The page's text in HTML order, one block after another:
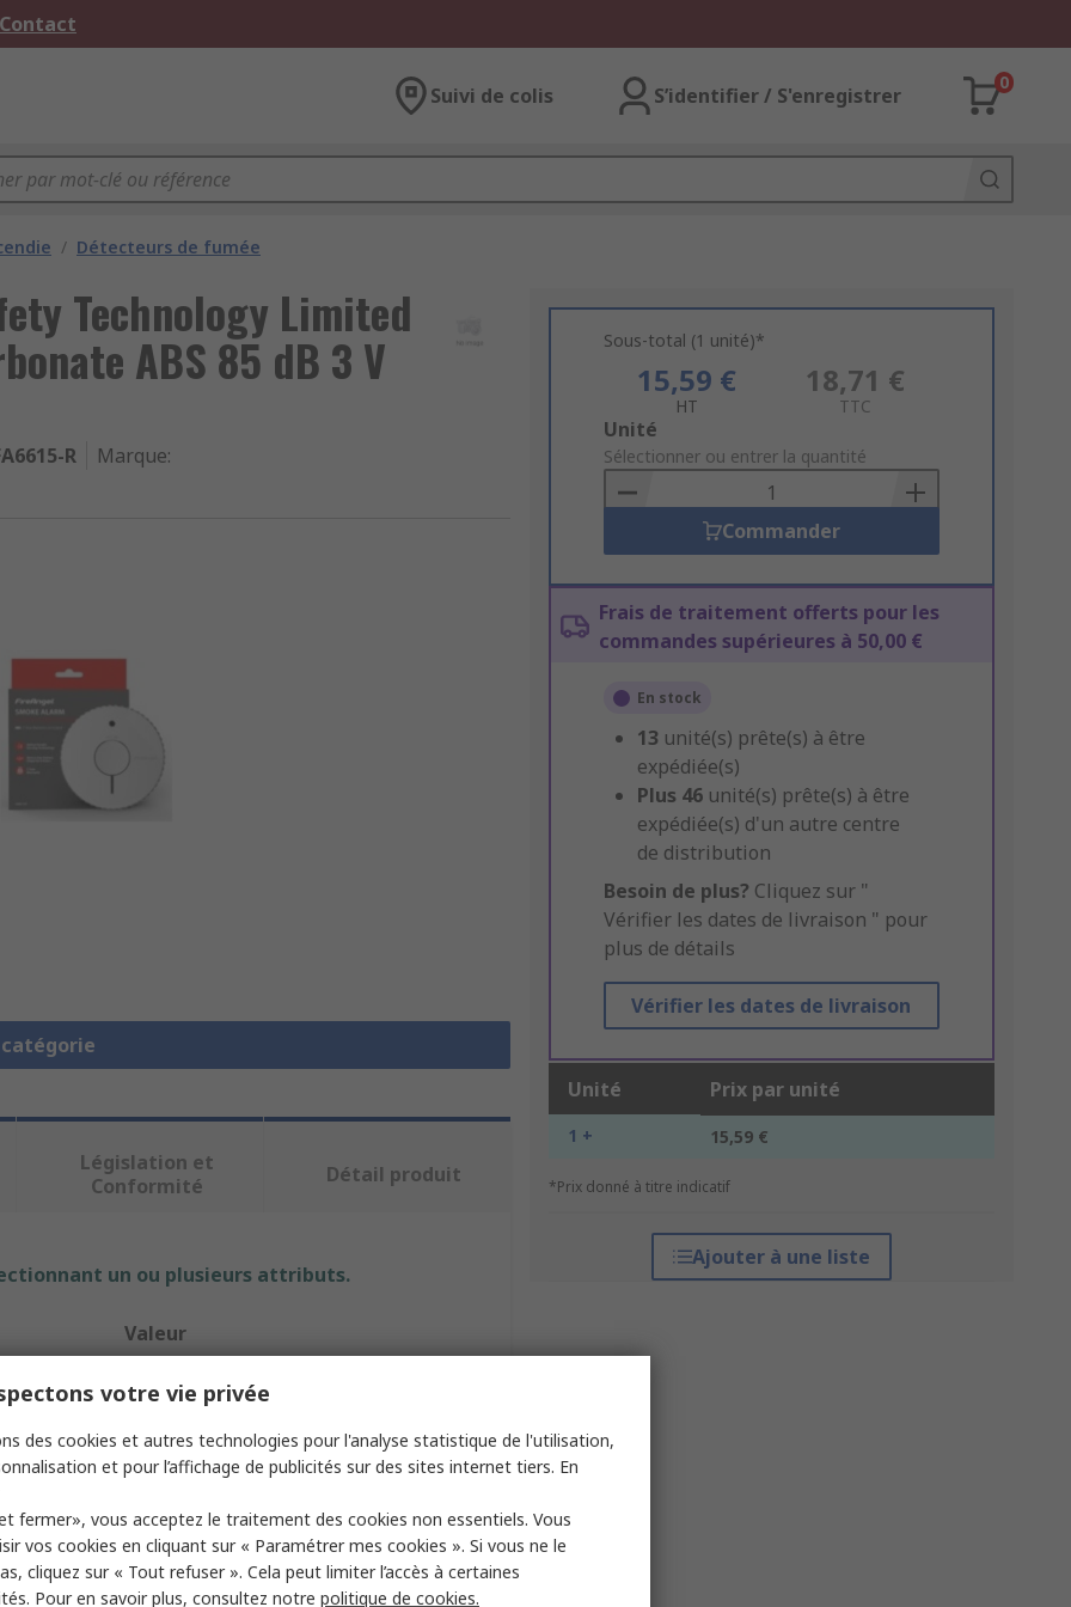
Suivi de colis S’identifier / S'enregistrer
0
/ Détecteurs de fumée
Technology Limited
ABS 85 dB 3 V
R Marque:
Sous-total (1 unité)*
15,59 €
HT
18,71 €
TTC
Add
to
Basket
Unité
Sélectionner ou entrer la quantité
Commander
Frais de traitement offerts pour les
commandes supérieures à 50,00 €
En stock
13 unité(s) prête(s) à être
expédiée(s)
Plus 46 unité(s) prête(s) à être
expédiée(s) d'un autre centre
de distribution
Besoin de plus? Cliquez sur "
Vérifier les dates de livraison " pour
plus de détails
Vérifier les dates de livraison
Unité Prix par unité
1 + 15,59 €
*Prix donné à titre indicatif
Ajouter à une liste
Législation et
Conformité
Détail produit
un ou plusieurs attributs.
Valeur
FireAngel Safety Technology Limited
Alarme fumée
Détecteur de fumée
FA6615
85dB
votre vie privée
des cookies et autres technologies pour l'analyse statistique de l'utilisation,
et pour l’affichage de publicités sur des sites internet tiers. En
fermer», vous acceptez le traitement des cookies non essentiels. Vous
vos cookies en cliquant sur « Paramétrer mes cookies ». Si vous ne le
cliquez sur « Tout refuser ». Cela peut limiter l’accès à certaines
Pour en savoir plus, consultez notre politique de cookies.